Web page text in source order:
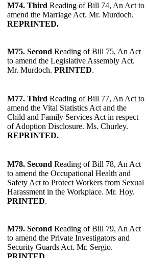
M74. Third Reading of Bill 74, An Act to
amend the Marriage Act. Mr. Murdoch.
REPRINTED.
M75. Second Reading of Bill 75, An Act
to amend the Legislative Assembly Act.
Mr. Murdoch. PRINTED.
M77. Third Reading of Bill 77, An Act to
amend the Vital Statistics Act and the
Child and Family Services Act in respect
of Adoption Disclosure. Ms. Churley.
REPRINTED.
M78. Second Reading of Bill 78, An Act
to amend the Occupational Health and
Safety Act to Protect Workers from Sexual
Harassment in the Workplace. Mr. Hoy.
PRINTED.
M79. Second Reading of Bill 79, An Act
to amend the Private Investigators and
Security Guards Act. Mr. Sergio.
PRINTED.